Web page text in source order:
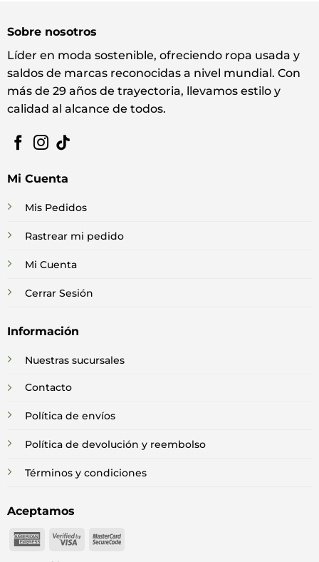
Sobre nosotros
Líder en moda sostenible, ofreciendo ropa usada y
saldos de marcas reconocidas a nivel mundial. Con
más de 29 años de trayectoria, llevamos estilo y
calidad al alcance de todos.
Mi Cuenta
Mis Pedidos
Rastrear mi pedido
Mi Cuenta
Cerrar Sesión
Información
Nuestras sucursales
Contacto
Política de envíos
Política de devolución y reembolso
Términos y condiciones
Aceptamos
American
Visa
MasterCard